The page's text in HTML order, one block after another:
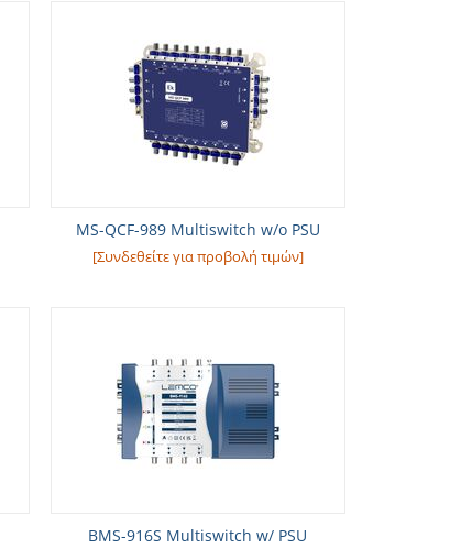
MS-QCF-989 Multiswitch w/o PSU
[Συνδεθείτε για προβολή τιμών]
BMS-916S Multiswitch w/ PSU